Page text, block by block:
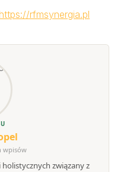
rfmsynergia.pl
wpisów
związany z